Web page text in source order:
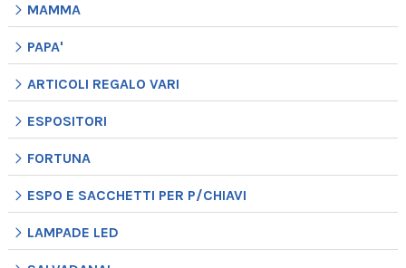
MAMMA
PAPA'
ARTICOLI REGALO VARI
ESPOSITORI
FORTUNA
ESPO E SACCHETTI PER P/CHIAVI
LAMPADE LED